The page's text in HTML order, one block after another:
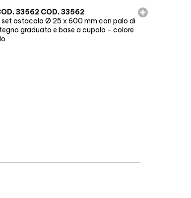
33562 COD. 33562
set ostacolo Ø 25 x 600 mm con palo di
graduato e base a cupola - colore